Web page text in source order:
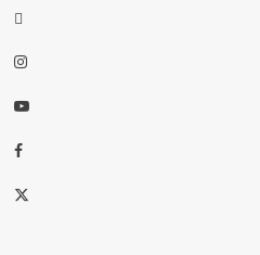
threads
Instagram
Youtube
Facebook
X